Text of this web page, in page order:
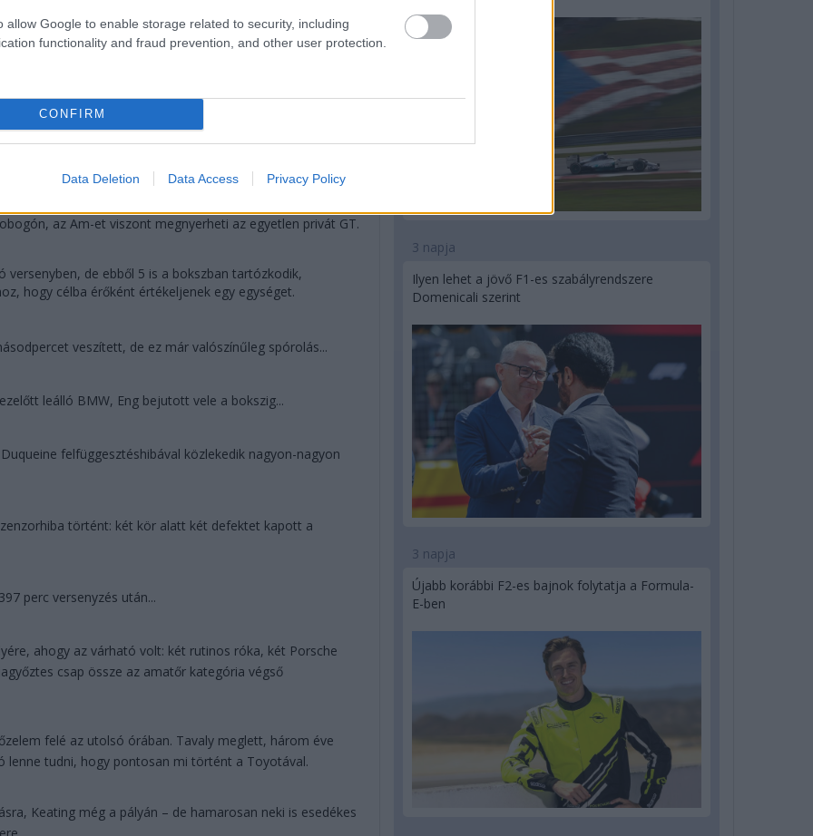
allow Google to enable storage related to security, including
functionality and fraud prevention, and other user protection.
CONFIRM
Data Deletion Data Access Privacy Policy
idő óta először megy 3:20 alá egy Toyota, miközben
az argentin, de sorsa már nincs a saját kezében.
a korábban a dobogót ostromló egység most
növelte az előnyt Bergmeisterrel szemben. A
az Am-et viszont megnyerheti az egyetlen privát GT.
de ebből 5 is a bokszban tartózkodik,
hogy célba érőként értékeljenek egy egységet.
veszített, de ez már valószínűleg spórolás...
leálló BMW, Eng bejutott vele a bokszig...
felfüggesztéshibával közlekedik nagyon-nagyon
történt: két kör alatt két defektet kapott a
perc versenyzés után...
ahogy az várható volt: két rutinos róka, két Porsche
csap össze az amatőr kategória végső
felé az utolsó órában. Tavaly meglett, három éve
lenne tudni, hogy pontosan mi történt a Toyotával.
Keating még a pályán – de hamarosan neki is esedékes
3 napja
Ilyen lehet a jövő F1-es szabályrendszere
Domenicali szerint
3 napja
Újabb korábbi F2-es bajnok folytatja a Formula-
E-ben